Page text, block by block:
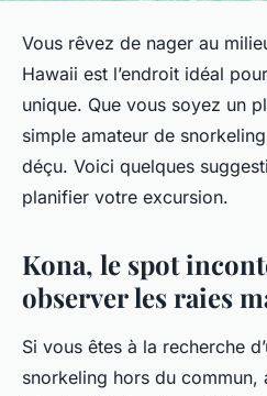
Vous rêvez de nager au
Hawaii est l’endroit idéal
unique. Que vous soyez un
simple amateur de
déçu. Voici quelques
planifier votre excursion.
Kona, le spot
observer les raies
Si vous êtes à la recherche
snorkeling hors du commun,